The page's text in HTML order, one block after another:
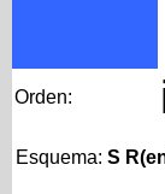
Orden:
Esquema: S